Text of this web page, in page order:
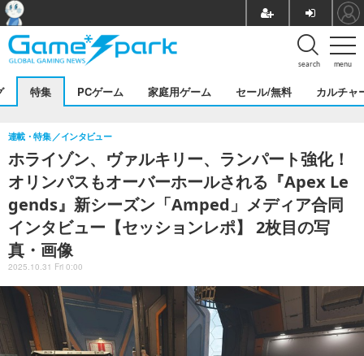
menu
search
特集 PCゲーム 家庭用ゲーム セール/無料 カルチャ
ホライゾン、ヴァルキリー、ランパート強化！
オリンパスもオーバーホールされる『Apex Le
gends』新シーズン「Amped」メディア合同
インタビュー【セッションレポ】 2枚目の写
真・画像
連載・特集 インタビュー
2025.10.31 Fri 0:00